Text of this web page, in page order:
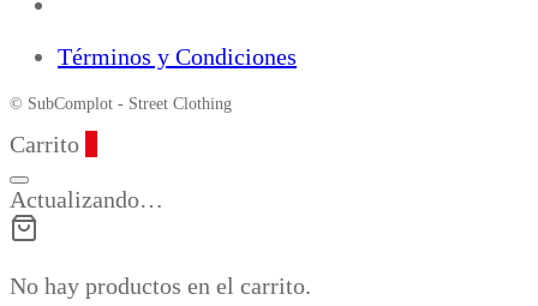
Términos y Condiciones
© SubComplot - Street Clothing
Carrito
Actualizando…
No hay productos en el carrito.